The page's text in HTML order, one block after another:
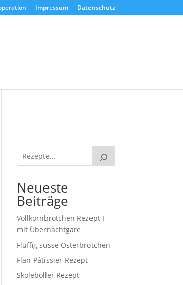
Impressum Datenschutz
Neueste
Beiträge
Vollkornbrötchen Rezept I
mit Übernachtgare
Fluffig süsse Osterbrötchen
Flan-Pâtissier-Rezept
Skoleboller Rezept